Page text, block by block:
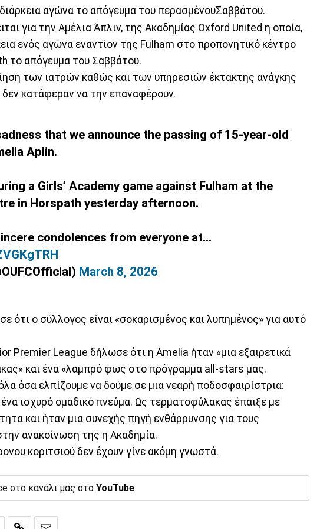
αγώνα το απόγευμα του περασμένουΣαββάτου.
για την Αμέλια Άπλιν, της Ακαδημίας Oxford United η οποία,
ενός αγώνα εναντίον της Fulham στο προπονητικό κέντρο
το απόγευμα του Σαββάτου.
των ιατρών καθώς και των υπηρεσιών έκτακτης ανάγκης
κατάφεραν να την επαναφέρουν.
that we announce the passing of 15-year-old
Aplin.
a Girls’ Academy game against Fulham at the
in Horspath yesterday afternoon.
condolences from everyone at…
March 8, 2026
ότι ο σύλλογος είναι «σοκαρισμένος και λυπημένος» για αυτό
Premier League δήλωσε ότι η Amelia ήταν «μια εξαιρετικά
και ένα «λαμπρό φως στο πρόγραμμα all-stars μας.
όσα ελπίζουμε να δούμε σε μια νεαρή ποδοσφαιρίστρια:
ισχυρό ομαδικό πνεύμα. Ως τερματοφύλακας έπαιξε με
και ήταν μια συνεχής πηγή ενθάρρυνσης για τους
ανακοίνωση της η Ακαδημία.
κοριτσιού δεν έχουν γίνε ακόμη γνωστά.
στο κανάλι μας στο YouTube